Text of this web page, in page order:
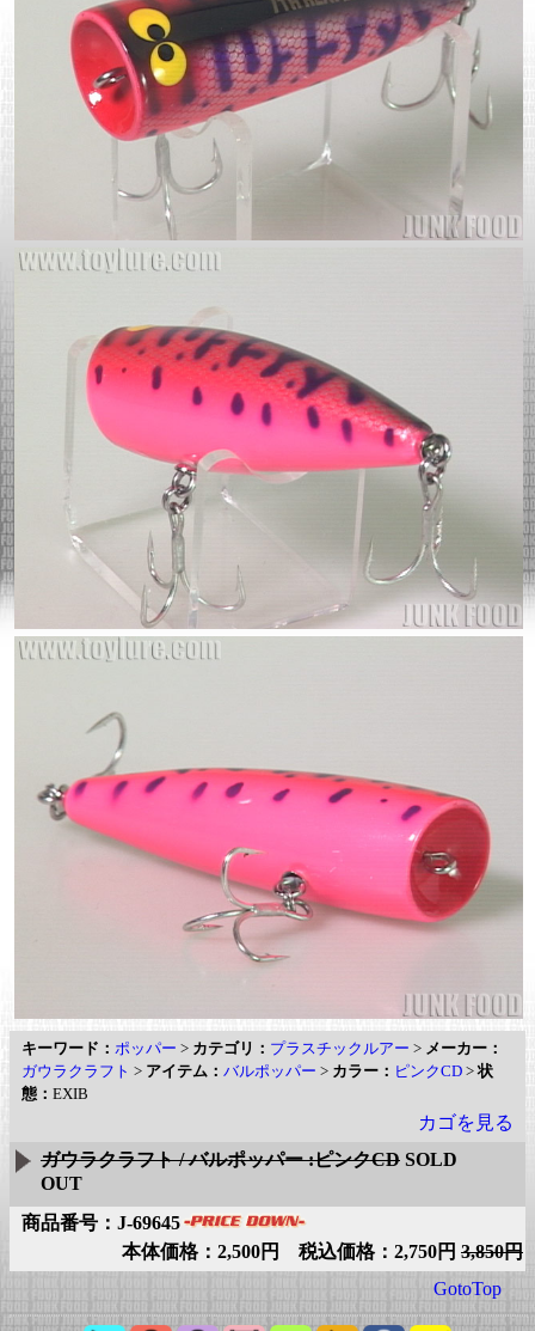
キーワード： ポッパー > カテゴリ： プラスチックルアー > メーカー：
ガウラクラフト > アイテム： バルポッパー > カラー： ピンクCD >状
態： EXIB
カゴを見る
ガウラクラフト / バルポッパー :ピンクCD SOLD
OUT
商品番号：J-69645
本体価格：2,500円 税込価格：2,750円 3,850円
GotoTop